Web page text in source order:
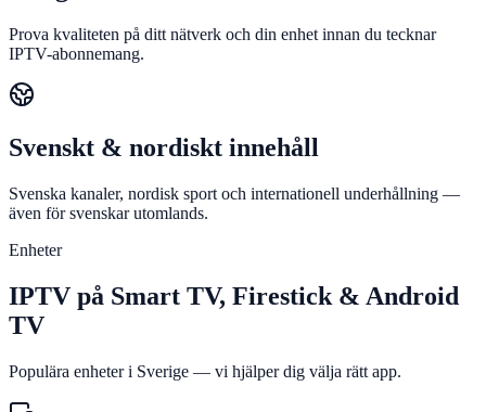
Prova kvaliteten på ditt nätverk och din enhet innan du tecknar
IPTV-abonnemang.
Svenskt & nordiskt innehåll
Svenska kanaler, nordisk sport och internationell underhållning —
även för svenskar utomlands.
Enheter
IPTV på Smart TV, Firestick & Android
TV
Populära enheter i Sverige — vi hjälper dig välja rätt app.